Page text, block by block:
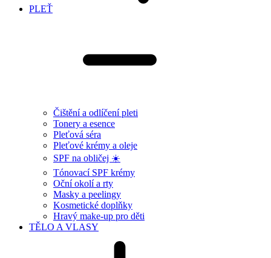
PLEŤ
Čištění a odlíčení pleti
Tonery a esence
Pleťová séra
Pleťové krémy a oleje
SPF na obličej ☀️
Tónovací SPF krémy
Oční okolí a rty
Masky a peelingy
Kosmetické doplňky
Hravý make-up pro děti
TĚLO A VLASY